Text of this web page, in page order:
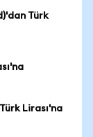
Türk
Lirası'na